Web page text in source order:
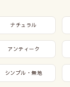
ナチュラル
アンティーク
シンプル・無地